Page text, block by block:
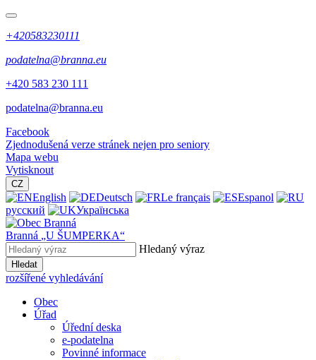
+420583230111
podatelna@branna.eu
+420 583 230 111
podatelna@branna.eu
Facebook
Zjednodušená verze stránek nejen pro seniory
Mapa webu
Vytisknout
CZ
English Deutsch Le français
Espanol
русский
Українська
Branná „U ŠUMPERKA“
Hledaný výraz
Hledat
rozšířené vyhledávání
Obec
Úřad
Úřední deska
e-podatelna
Povinné informace